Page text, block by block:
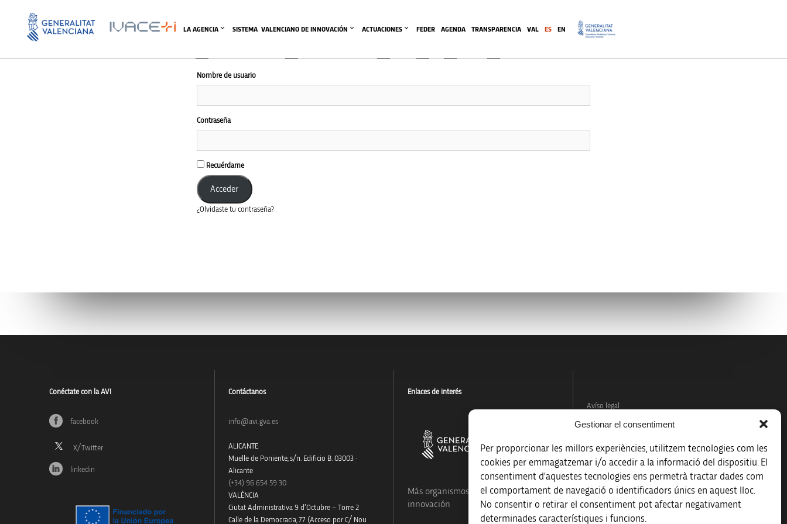
Gestionar el consentiment
Per proporcionar les millors experiències, utilitzem tecnologies com les
cookies per emmagatzemar i/o accedir a la informació del dispositiu. El
consentiment d'aquestes tecnologies ens permetrà tractar dades com
el comportament de navegació o identificadors únics en aquest lloc.
No consentir o retirar el consentiment pot afectar negativament
determinades característiques i funcions.
LA AGENCIA SISTEMA  VALENCIANO DE INNOVACIÓN ACTUACIONES FEDER AGENDA TRANSPARENCIA .
VAL ES EN
Nombre de usuario
Contraseña
Recuérdame
¿Olvidaste tu contraseña?
Conéctate con la AVI
facebook
linkedin
Contáctanos
info@avi.gva.es
ALICANTE
Muelle de Poniente, s/n. Edificio B. 03003 ·
Alicante
(+34) 96 654 59 30
VALÈNCIA
Ciutat Administrativa 9 d’Octubre – Torre 2
Calle de la Democracia, 77 (Acceso por C/ Nou
Enlaces de interés
Más organismos que apoyan a la
innovación
Avíso legal
Registro de actividades de tratamiento
Créditos
Accesibilidad